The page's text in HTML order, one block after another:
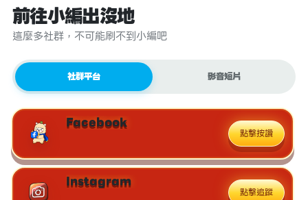
前往小編出沒地
這麼多社群，不可能刷不到小編吧
社群平台 影音短片
Facebook
點擊按讚
Instagram
點擊追蹤